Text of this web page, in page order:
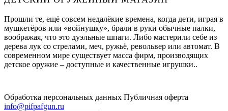
Прошли те, ещё совсем недалёкие времена, когда дети, играя в
мушкетёров или «войнушку», брали в руки обычные палки,
воображая, что это дуэльные шпаги. Либо мастерили себе из
дерева лук со стрелами, меч, ружьё, револьвер или автомат. В
современном мире существует масса фирм, производящих
детское оружие – доступные и качественные игрушки..
Обработка персональных данных Публичная оферта
info@pifpafgun.ru